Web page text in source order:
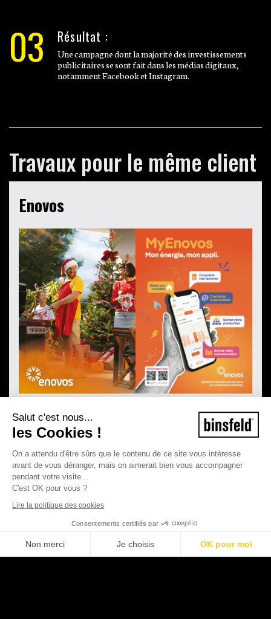
Salut c'est nous...
les Cookies !
On a attendu d'être sûrs que le contenu de ce site vous intéresse
avant de vous déranger, mais on aimerait bien vous accompagner
pendant votre visite...
C'est OK pour vous ?
Lire la politique des cookies
Consentements certifiés par
Non merci Je choisis OK pour moi
03 Résultat :
Une campagne dont la majorité des investissements
publicitaires se sont fait dans les médias digitaux,
notamment Facebook et Instagram.
Travaux pour le même client
Enovos
©2026 Binsfeld - Tous droits réservés